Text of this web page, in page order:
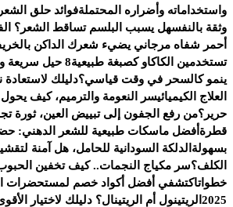
واستخداماته وأضراره المحتملةفوائد حلق
وثقة بالنفسهل يسبب البلسم تساقط الشعر؟
أحمر شفاه مرجاني يضيء شعرك الداكن
تستخدمين الكاكاو كصبغة طبيعية
8 حيل
ينمو كالسحر في وقت قياسي؟دليلك
العلاج الكيميائيسر النعومة والترميم، كيف يحول
حرير؟من رفع الجفون إلى تبييض العين، ثورة
قطرة أفضل ماسكات طبيعية للشعر الدهني:
بسهولة الدلكة السودانية للحامل، هل آمنة
الكلف؟
خطواتاكتشفي أفضل أكواد خصم لمستحضرات
2025 الريتينول أم الريتينال؟ دليلك لاختيار